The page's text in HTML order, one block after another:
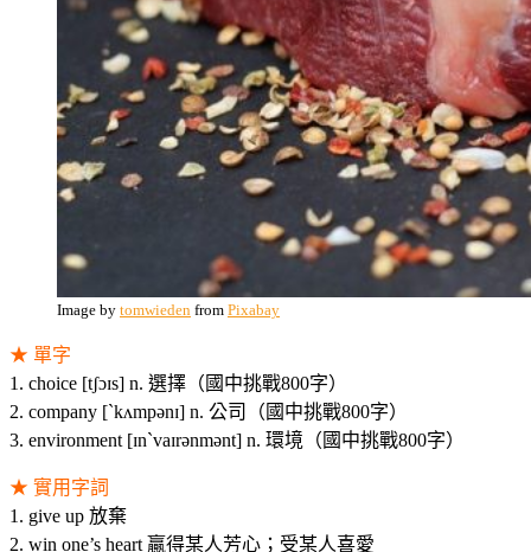
Image by tomwieden from Pixabay
★ 單字
1. choice [tʃɔɪs] n. 選擇（國中挑戰800字）
2. company [ˋkʌmpənɪ] n. 公司（國中挑戰800字）
3. environment [ɪnˋvaɪrənmənt] n. 環境（國中挑戰800字）
★ 實用字詞
1. give up 放棄
2. win one’s heart 贏得某人芳心；受某人喜愛